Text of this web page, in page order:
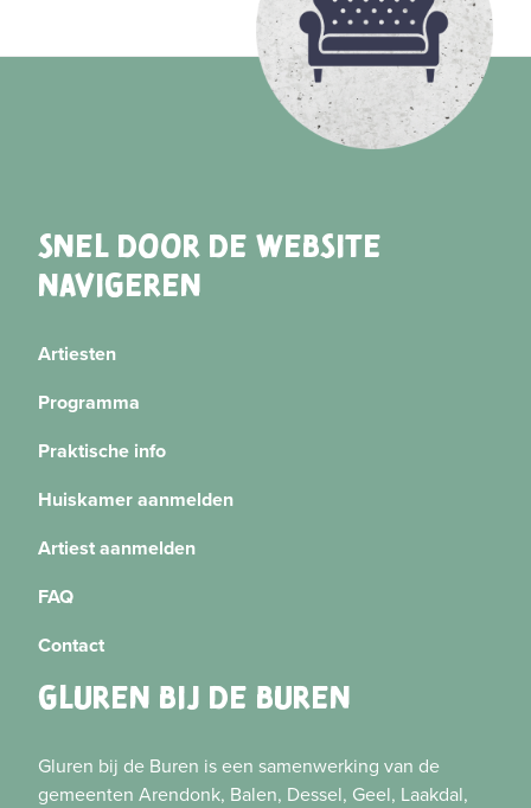
GLUREN BIJ DE BUREN
Gluren bij de Buren is een samenwerking van de
gemeenten Arendonk, Balen, Dessel, Geel, Laakdal,
SNEL DOOR DE WEBSITE
NAVIGEREN
Artiesten
Programma
Praktische info
Huiskamer aanmelden
Artiest aanmelden
FAQ
Contact